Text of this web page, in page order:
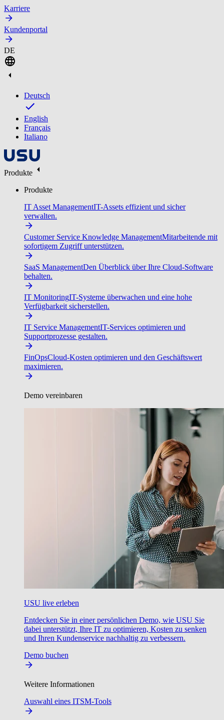
Karriere
Kundenportal
DE
Deutsch
English
Français
Italiano
Produkte
Produkte
IT Asset ManagementIT-Assets effizient und sicher
verwalten.
Customer Service Knowledge ManagementMitarbeitende mit
sofortigem Zugriff unterstützen.
SaaS ManagementDen Überblick über Ihre Cloud-Software
behalten.
IT MonitoringIT-Systeme überwachen und eine hohe
Verfügbarkeit sicherstellen.
IT Service ManagementIT-Services optimieren und
Supportprozesse gestalten.
FinOpsCloud-Kosten optimieren und den Geschäftswert
maximieren.
Demo vereinbaren
USU live erleben
Entdecken Sie in einer persönlichen Demo, wie USU Sie
dabei unterstützt, Ihre IT zu optimieren, Kosten zu senken
und Ihren Kundenservice nachhaltig zu verbessern.
Demo buchen
Weitere Informationen
Auswahl eines ITSM-Tools